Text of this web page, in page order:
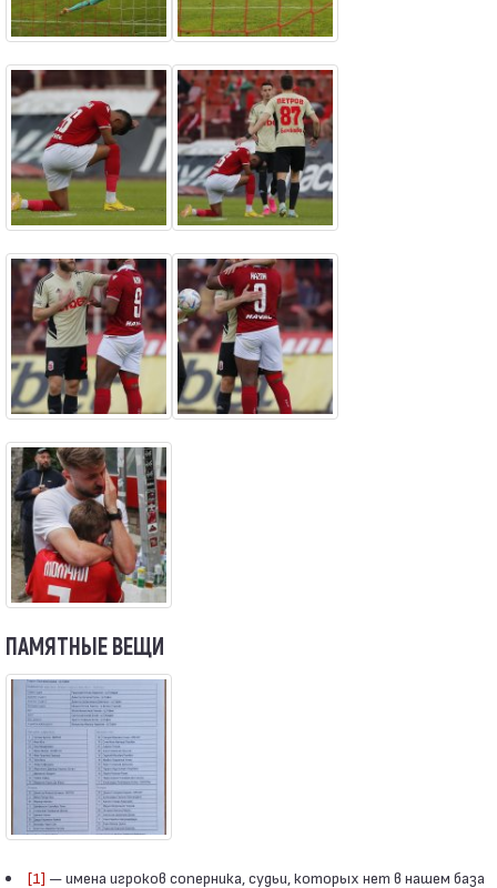
ПАМЯТНЫЕ ВЕЩИ
[1] — имена игроков соперника, судьи, которых нет в нашем база